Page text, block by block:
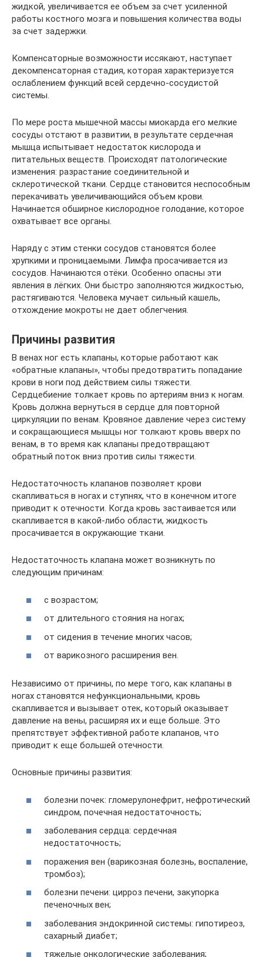
жидкой, увеличивается ее объем за счет усиленной
работы костного мозга и повышения количества воды
за счет задержки.
Компенсаторные возможности иссякают, наступает
декомпенсаторная стадия, которая характеризуется
ослаблением функций всей сердечно-сосудистой
системы.
По мере роста мышечной массы миокарда его мелкие
сосуды отстают в развитии, в результате сердечная
мышца испытывает недостаток кислорода и
питательных веществ. Происходят патологические
изменения: разрастание соединительной и
склеротической ткани. Сердце становится неспособным
перекачивать увеличивающийся объем крови.
Начинается обширное кислородное голодание, которое
охватывает все органы.
Наряду с этим стенки сосудов становятся более
хрупкими и проницаемыми. Лимфа просачивается из
сосудов. Начинаются отёки. Особенно опасны эти
явления в лёгких. Они быстро заполняются жидкостью,
растягиваются. Человека мучает сильный кашель,
отхождение мокроты не дает облегчения.
Причины развития
В венах ног есть клапаны, которые работают как
«обратные клапаны», чтобы предотвратить попадание
крови в ноги под действием силы тяжести.
Сердцебиение толкает кровь по артериям вниз к ногам.
Кровь должна вернуться в сердце для повторной
циркуляции по венам. Кровяное давление через систему
и сокращающиеся мышцы ног толкают кровь вверх по
венам, в то время как клапаны предотвращают
обратный поток вниз против силы тяжести.
Недостаточность клапанов позволяет крови
скапливаться в ногах и ступнях, что в конечном итоге
приводит к отечности. Когда кровь застаивается или
скапливается в какой-либо области, жидкость
просачивается в окружающие ткани.
Недостаточность клапана может возникнуть по
следующим причинам:
с возрастом;
от длительного стояния на ногах;
от сидения в течение многих часов;
от варикозного расширения вен.
Независимо от причины, по мере того, как клапаны в
ногах становятся нефункциональными, кровь
скапливается и вызывает отек, который оказывает
давление на вены, расширяя их и еще больше. Это
препятствует эффективной работе клапанов, что
приводит к еще большей отечности.
Основные причины развития:
болезни почек: гломерулонефрит, нефротический
синдром, почечная недостаточность;
заболевания сердца: сердечная
недостаточность;
поражения вен (варикозная болезнь, воспаление,
тромбоз);
болезни печени: цирроз печени, закупорка
печеночных вен;
заболевания эндокринной системы: гипотиреоз,
сахарный диабет;
тяжелые онкологические заболевания;